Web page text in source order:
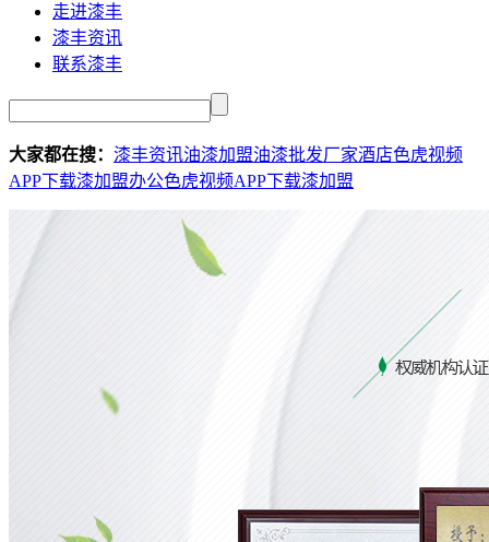
走进漆丰
漆丰资讯
联系漆丰
大家都在搜： 漆丰资讯油漆加盟油漆批发厂家酒店色虎视频
APP下载漆加盟办公色虎视频APP下载漆加盟